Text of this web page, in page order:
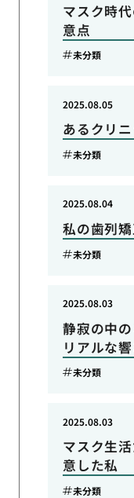
マスク時
意点
未分類
あるクリ
2025.08.05
未分類
私の歯列
2025.08.04
未分類
静寂の中
リアルな
2025.08.03
未分類
マスク生
意した私
2025.08.03
未分類